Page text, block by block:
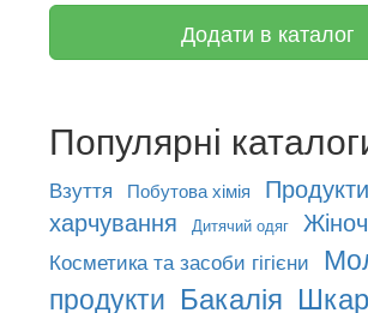
Додати в каталог
Популярні
Взуття Побутова хімія
Продукти
харчування
Дитячий одяг
Косметика та засоби гігієни
продукти Бакалія